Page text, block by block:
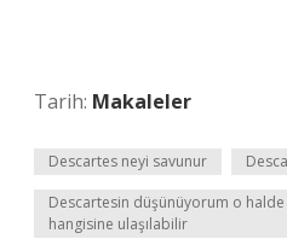
Tarih: Makaleler
Descartes neyi savunur
Descartesin düşünüyorum o
hangisine ulaşılabilir